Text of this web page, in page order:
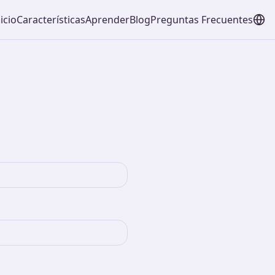
CaracterísticasAprenderBlogPreguntas Frecuentes